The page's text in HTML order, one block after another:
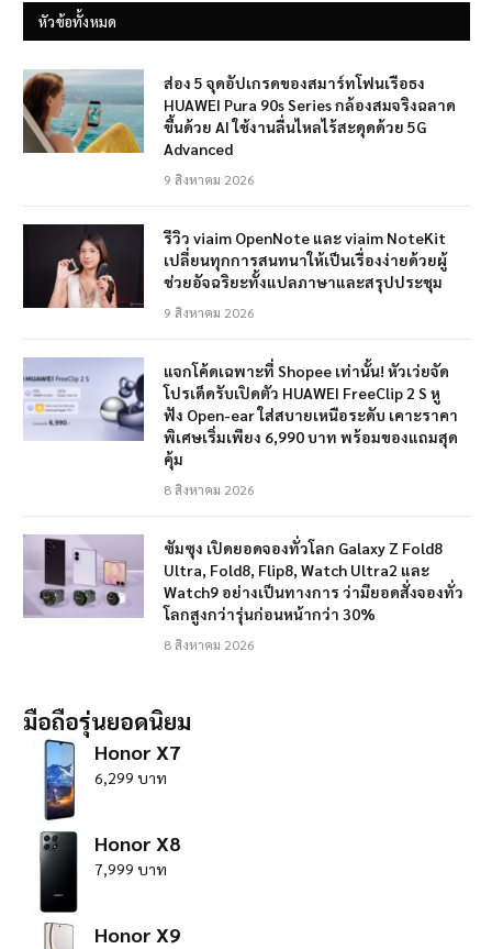
หัวข้อทั้งหมด
ส่อง 5 จุดอัปเกรดของสมาร์ทโฟนเรือธง
HUAWEI Pura 90s Series กล้องสมจริงฉลาด
ขึ้นด้วย AI ใช้งานลื่นไหลไร้สะดุดด้วย 5G
Advanced
9 สิงหาคม 2026
รีวิว viaim OpenNote และ viaim NoteKit
เปลี่ยนทุกการสนทนาให้เป็นเรื่องง่ายด้วยผู้
ช่วยอัจฉริยะทั้งแปลภาษาและสรุปประชุม
9 สิงหาคม 2026
แจกโค้ดเฉพาะที่ Shopee เท่านั้น! หัวเว่ยจัด
โปรเด็ดรับเปิดตัว HUAWEI FreeClip 2 S หู
ฟัง Open-ear ใส่สบายเหนือระดับ เคาะราคา
พิเศษเริ่มเพียง 6,990 บาท พร้อมของแถมสุด
คุ้ม
8 สิงหาคม 2026
ซัมซุง เปิดยอดจองทั่วโลก Galaxy Z Fold8
Ultra, Fold8, Flip8, Watch Ultra2 และ
Watch9 อย่างเป็นทางการ ว่ามียอดสั่งจองทั่ว
โลกสูงกว่ารุ่นก่อนหน้ากว่า 30%
8 สิงหาคม 2026
มือถือรุ่นยอดนิยม
Honor X7
6,299 บาท
Honor X8
7,999 บาท
Honor X9